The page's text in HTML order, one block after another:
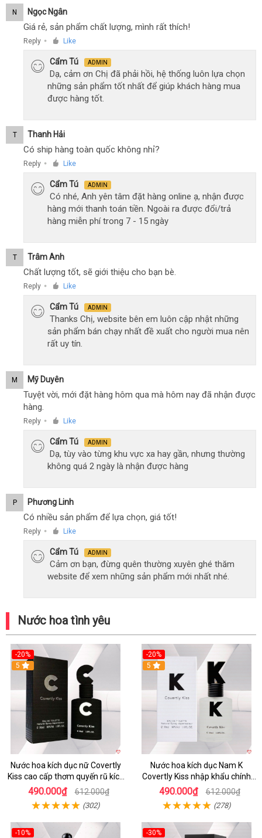
N Ngọc Ngân
Giá rẻ, sản phẩm chất lượng, mình rất thích!
Reply ● Like
Cẩm Tú ADMIN
Dạ, cảm ơn Chị đã phải hồi, hệ thống luôn lựa chọn
những sản phẩm tốt nhất để giúp khách hàng mua
được hàng tốt.
T Thanh Hải
Có ship hàng toàn quốc không nhỉ?
Reply ● Like
Cẩm Tú ADMIN
Có nhé, Anh yên tâm đặt hàng online ạ, nhận được
hàng mới thanh toán tiền. Ngoài ra được đổi/trả
hàng miễn phí trong 7 - 15 ngày
T Trâm Anh
Chất lượng tốt, sẽ giới thiệu cho bạn bè.
Reply ● Like
Cẩm Tú ADMIN
Thanks Chị, website bên em luôn cập nhật những
sản phẩm bán chạy nhất đề xuất cho người mua nên
rất uy tín.
M Mỹ Duyên
Tuyệt vời, mới đặt hàng hôm qua mà hôm nay đã nhận được
hàng.
Reply ● Like
Cẩm Tú ADMIN
Dạ, tùy vào từng khu vực xa hay gần, nhưng thường
không quá 2 ngày là nhận được hàng
P Phương Linh
Có nhiều sản phẩm để lựa chọn, giá tốt!
Reply ● Like
Cẩm Tú ADMIN
Cảm ơn bạn, đừng quên thường xuyên ghé thăm
website để xem những sản phẩm mới nhất nhé.
Nước hoa tình yêu
-20%
5
Nước hoa kích dục nữ Covertly
Kiss cao cấp thơm quyến rũ kích
thích phái đẹp
490.000₫ 612.000₫
(302)
-20%
5
Nước hoa kích dục Nam K
Covertly Kiss nhập khẩu chính
hãng
490.000₫ 612.000₫
(278)
-10%
-30%